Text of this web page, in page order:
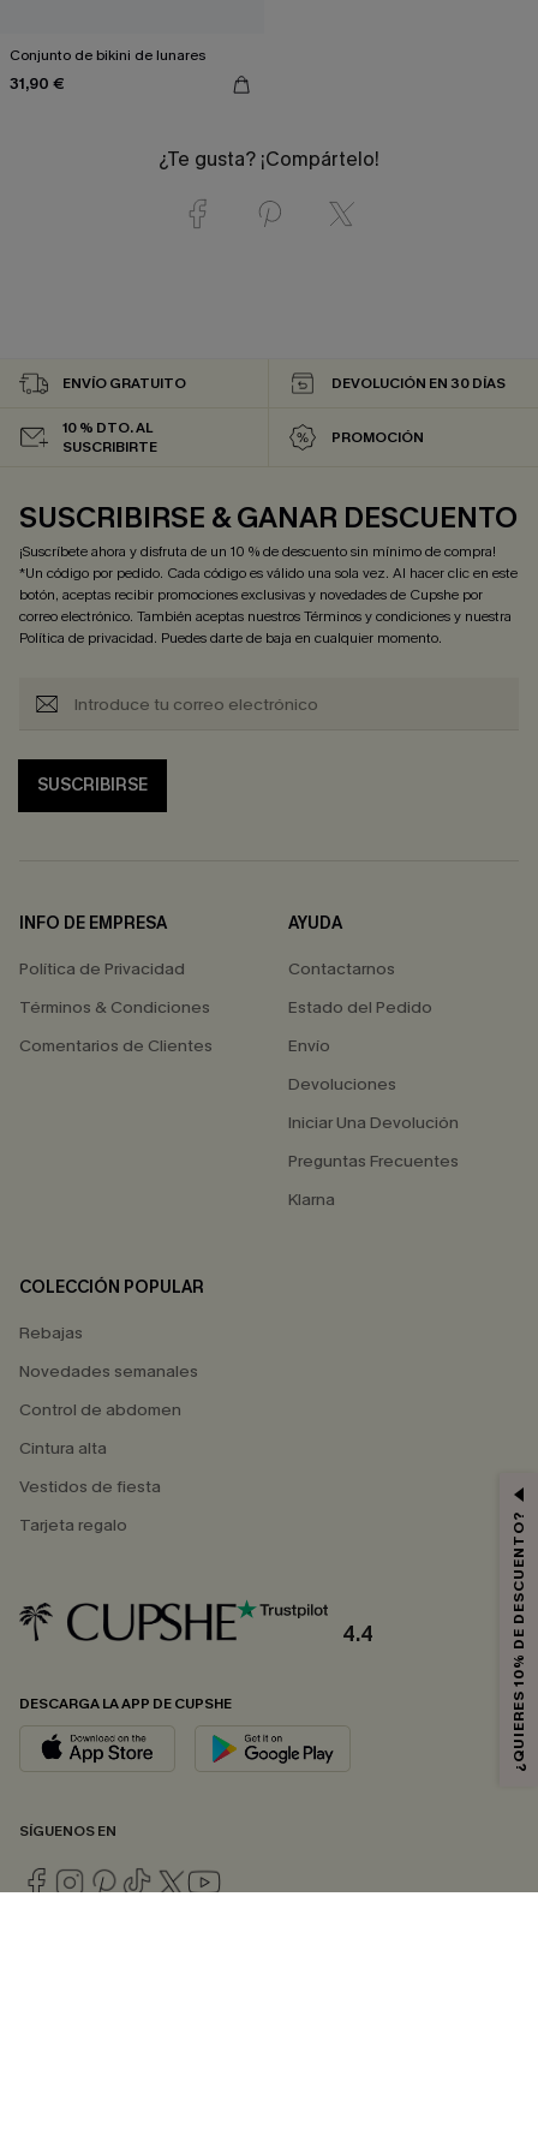
Conjunto de bikini de lunares
31,90 €
¿Te gusta? ¡Compártelo!
ENVÍO GRATUITO DEVOLUCIÓN EN 30 DÍAS
10 % DTO. AL
SUSCRIBIRTE
PROMOCIÓN
SUSCRIBIRSE & GANAR DESCUENTO
¡Suscríbete ahora y disfruta de un 10 % de descuento sin mínimo de compra!
*Un código por pedido. Cada código es válido una sola vez. Al hacer clic en este
botón, aceptas recibir promociones exclusivas y novedades de Cupshe por
correo electrónico. También aceptas nuestrosTérminos y condicionesy nuestra
Política de privacidad. Puedes darte de baja en cualquier momento.
SUSCRIBIRSE
INFO DE EMPRESA
Política de Privacidad
Términos & Condiciones
Comentarios de Clientes
AYUDA
Contactarnos
Estado del Pedido
Envío
Devoluciones
Iniciar Una Devolución
Preguntas Frecuentes
Klarna
COLECCIÓN POPULAR
Rebajas
Novedades semanales
Control de abdomen
Cintura alta
Vestidos de fiesta
Tarjeta regalo
4.4
DESCARGA LA APP DE CUPSHE
SÍGUENOS EN
¿QUIERES 10% DE DESCUENTO?